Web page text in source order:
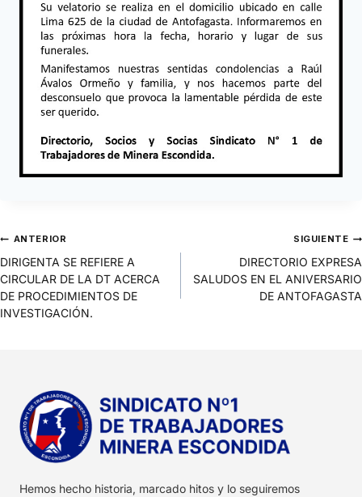
ANTERIOR
DIRIGENTA SE REFIERE A
CIRCULAR DE LA DT ACERCA
DE PROCEDIMIENTOS DE
INVESTIGACIÓN.
SIGUIENTE
DIRECTORIO EXPRESA
SALUDOS EN EL ANIVERSARIO
DE ANTOFAGASTA
Hemos hecho historia, marcado hitos y lo seguiremos